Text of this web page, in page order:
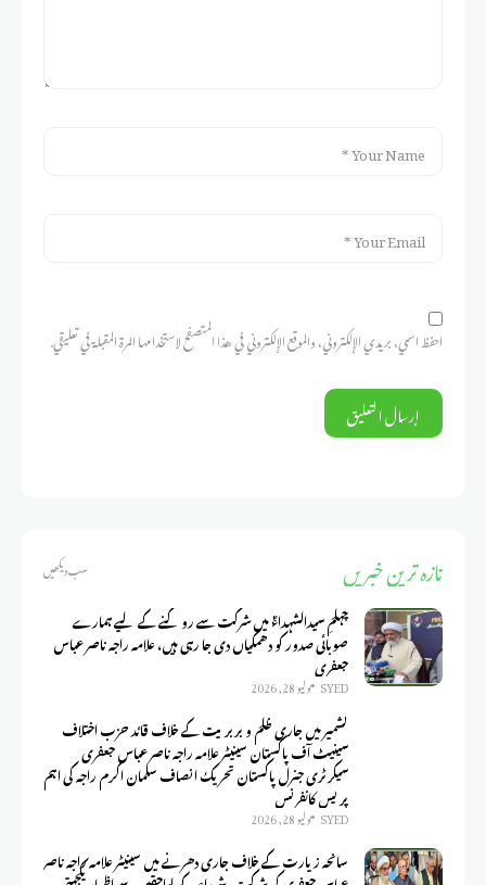
احفظ اسمي، بريدي الإلكتروني، والموقع الإلكتروني في هذا المتصفح لاستخدامها المرة المقبلة في تعليقي.
تازہ ترین خبریں سب دیکھیں
چہلمِ سیدالشہداءؑ میں شرکت سے روکنے کے لیے ہمارے
صوبائی صدور کو دھمکیاں دی جا رہی ہیں، علامہ راجہ ناصر عباس
جعفری
SYED يوليو 28, 2026
کشمیر میں جاری ظلم و بربریت کے خلاف قائد حزب اختلاف
سینیٹ آف پاکستان سینیٹر علامہ راجہ ناصر عباس جعفری
سیکرٹری جنرل پاکستان تحریک انصاف سلمان اکرم راجہ کی اہم
پریس کانفرنس
SYED يوليو 28, 2026
سانحہ زیارت کے خلاف جاری دھرنے میں سینیٹر علامہ راجہ ناصر